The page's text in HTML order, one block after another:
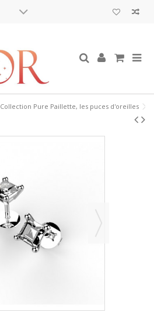
Collection Pure Paillette, les puces d'oreilles